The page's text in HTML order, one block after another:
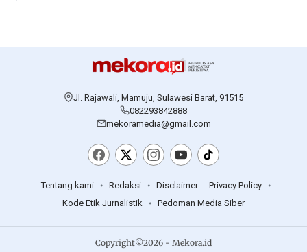
Jl. Rajawali, Mamuju, Sulawesi Barat, 91515
082293842888
mekoramedia@gmail.com
Tentang kami Redaksi Disclaimer
Privacy Policy
Kode Etik Jurnalistik
Pedoman Media Siber
Copyright©2026 - Mekora.id